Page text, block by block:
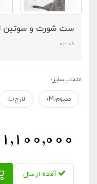
ست شورت و‌ سوتین
کد 02
انتخاب سایز:
مدیوم(M)
لارج(L)
1,100,000
آماده ارسال